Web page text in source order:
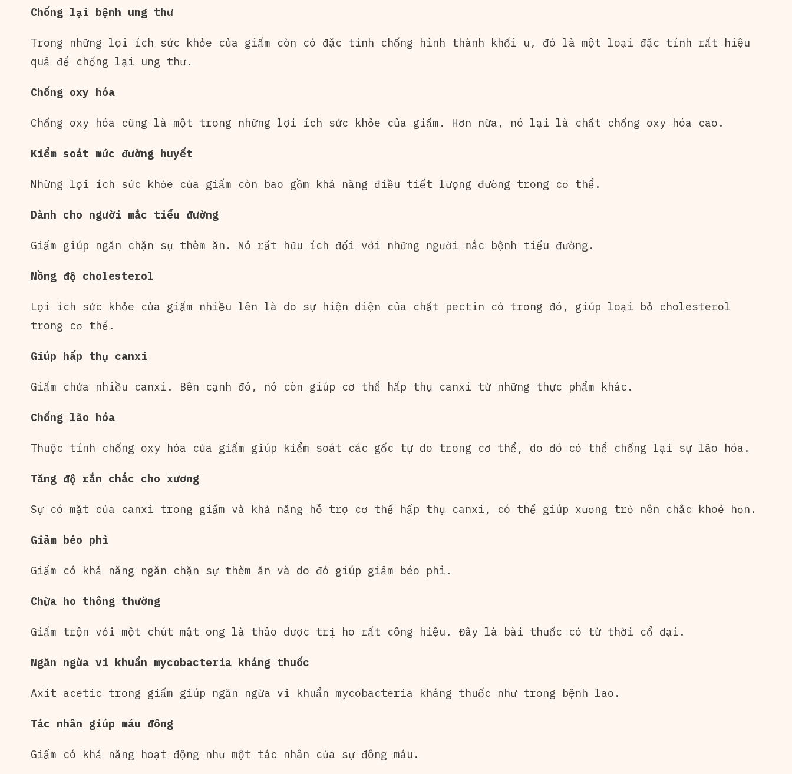
Chống lại bệnh ung thư
Trong những lợi ích sức khỏe của giấm còn có đặc tính chống hình thành khối u, đó là một loại đặc tính rất hiệu
quả để chống lại ung thư.
Chống oxy hóa
Chống oxy hóa cũng là một trong những lợi ích sức khỏe của giấm. Hơn nữa, nó lại là chất chống oxy hóa cao.
Kiểm soát mức đường huyết
Những lợi ích sức khỏe của giấm còn bao gồm khả năng điều tiết lượng đường trong cơ thể.
Dành cho người mắc tiểu đường
Giấm giúp ngăn chặn sự thèm ăn. Nó rất hữu ích đối với những người mắc bệnh tiểu đường.
Nồng độ cholesterol
Lợi ích sức khỏe của giấm nhiều lên là do sự hiện diện của chất pectin có trong đó, giúp loại bỏ cholesterol
trong cơ thể.
Giúp hấp thụ canxi
Giấm chứa nhiều canxi. Bên cạnh đó, nó còn giúp cơ thể hấp thụ canxi từ những thực phẩm khác.
Chống lão hóa
Thuộc tính chống oxy hóa của giấm giúp kiểm soát các gốc tự do trong cơ thể, do đó có thể chống lại sự lão hóa.
Tăng độ rắn chắc cho xương
Sự có mặt của canxi trong giấm và khả năng hỗ trợ cơ thể hấp thụ canxi, có thể giúp xương trở nên chắc khoẻ hơn.
Giảm béo phì
Giấm có khả năng ngăn chặn sự thèm ăn và do đó giúp giảm béo phì.
Chữa ho thông thường
Giấm trộn với một chút mật ong là thảo dược trị ho rất công hiệu. Đây là bài thuốc có từ thời cổ đại.
Ngăn ngừa vi khuẩn mycobacteria kháng thuốc
Axit acetic trong giấm giúp ngăn ngừa vi khuẩn mycobacteria kháng thuốc như trong bệnh lao.
Tác nhân giúp máu đông
Giấm có khả năng hoạt động như một tác nhân của sự đông máu.